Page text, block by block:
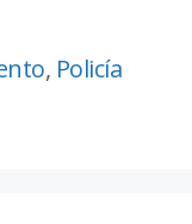
, Policía